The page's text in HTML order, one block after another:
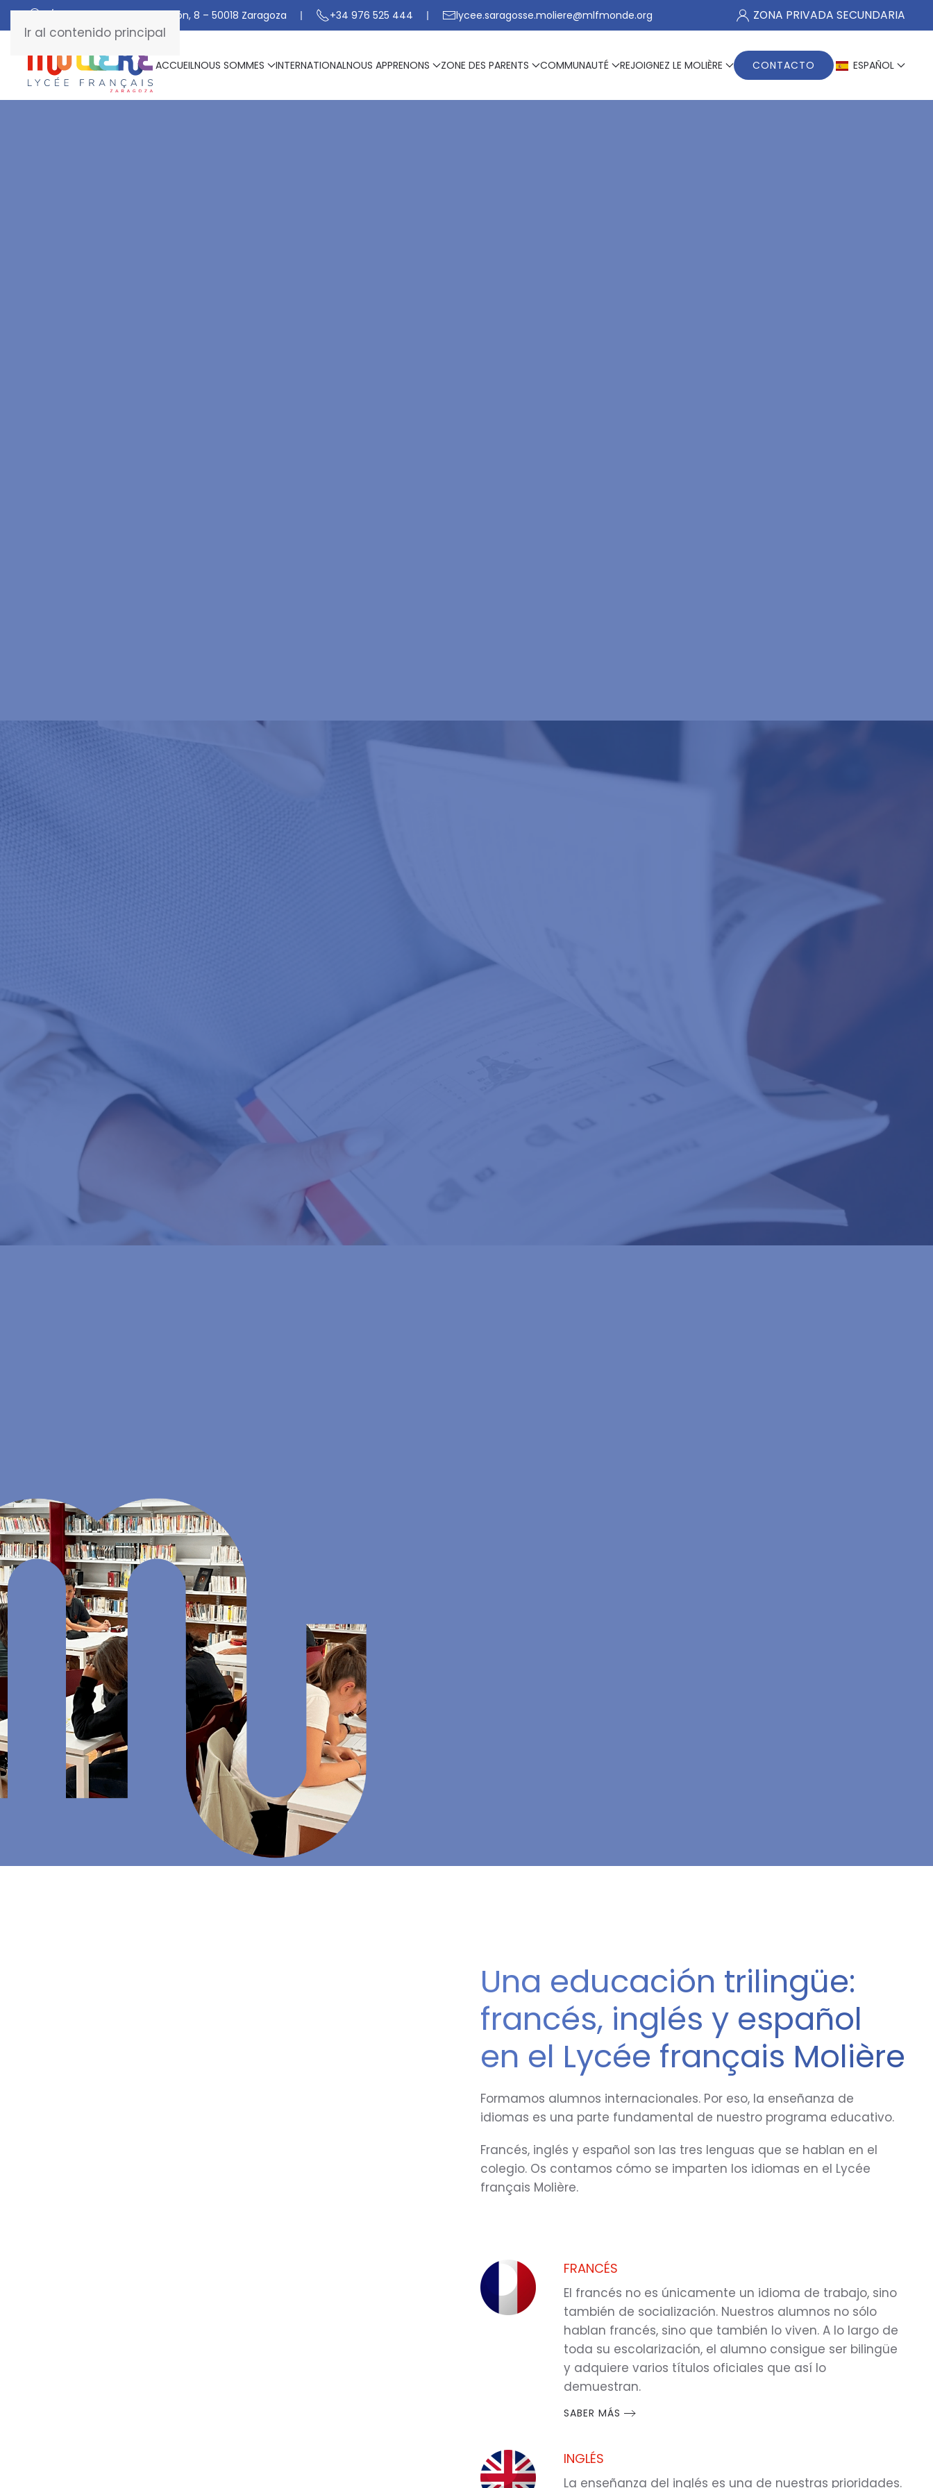
Ir al contenido principal
C/ De Manuel Marraco Ramón, 8 – 50018 Zaragoza +34 976 525 444 lycee.saragosse.moliere@mlfmonde.org ZONA PRIVADA SECUNDARIA
ACCUEILNOUS SOMMES INTERNATIONALNOUS APPRENONS ZONE DES PARENTS COMMUNAUTÉ REJOIGNEZ LE MOLIÈRE CONTACTO ESPAÑOL
Una educación trilingüe:
francés, inglés y español
en el Lycée français Molière
Formamos alumnos internacionales. Por eso, la enseñanza de
idiomas es una parte fundamental de nuestro programa educativo.
Francés, inglés y español son las tres lenguas que se hablan en el
colegio. Os contamos cómo se imparten los idiomas en el Lycée
français Molière.
FRANCÉS
El francés no es únicamente un idioma de trabajo, sino
también de socialización. Nuestros alumnos no sólo
hablan francés, sino que también lo viven. A lo largo de
toda su escolarización, el alumno consigue ser bilingüe
y adquiere varios títulos oficiales que así lo
demuestran.
SABER MÁS
INGLÉS
La enseñanza del inglés es una de nuestras prioridades.